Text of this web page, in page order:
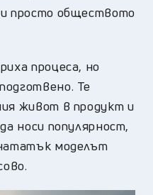
просто обществото
процеса, но
Те
живот в продукт и
носи популярност,
моделът